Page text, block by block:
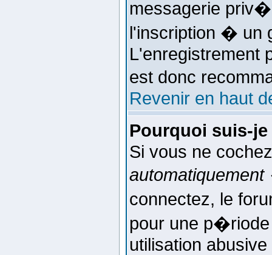
messagerie
l'inscription � un
L'enregistrement
est donc
Revenir en haut
Pourquoi suis-
Si vous ne
connectez, le
pour une
utilisation